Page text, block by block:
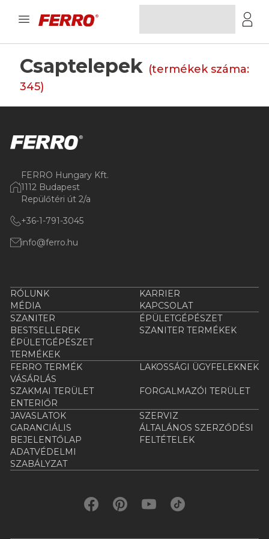
Csaptelepek (termékek száma:
345)
FERRO Hungary Kft.
1112 Budapest
Repülőtéri út 2/a
+36-1-791-3045
info@ferro.hu
RÓLUNK
KARRIER
MÉDIA
KAPCSOLAT
SZANITER
ÉPÜLETGÉPÉSZET
BESTSELLEREK
SZANITER TERMÉKEK
ÉPÜLETGÉPÉSZET
TERMÉKEK
FERRO TERMÉK
VÁSÁRLÁS
LAKOSSÁGI ÜGYFELEKNEK
SZAKMAI TERÜLET
FORGALMAZÓI TERÜLET
ENTERIŐR
JAVASLATOK
SZERVIZ
GARANCIÁLIS
BEJELENTŐLAP
ÁLTALÁNOS SZERZŐDÉSI
FELTÉTELEK
ADATVÉDELMI
SZABÁLYZAT